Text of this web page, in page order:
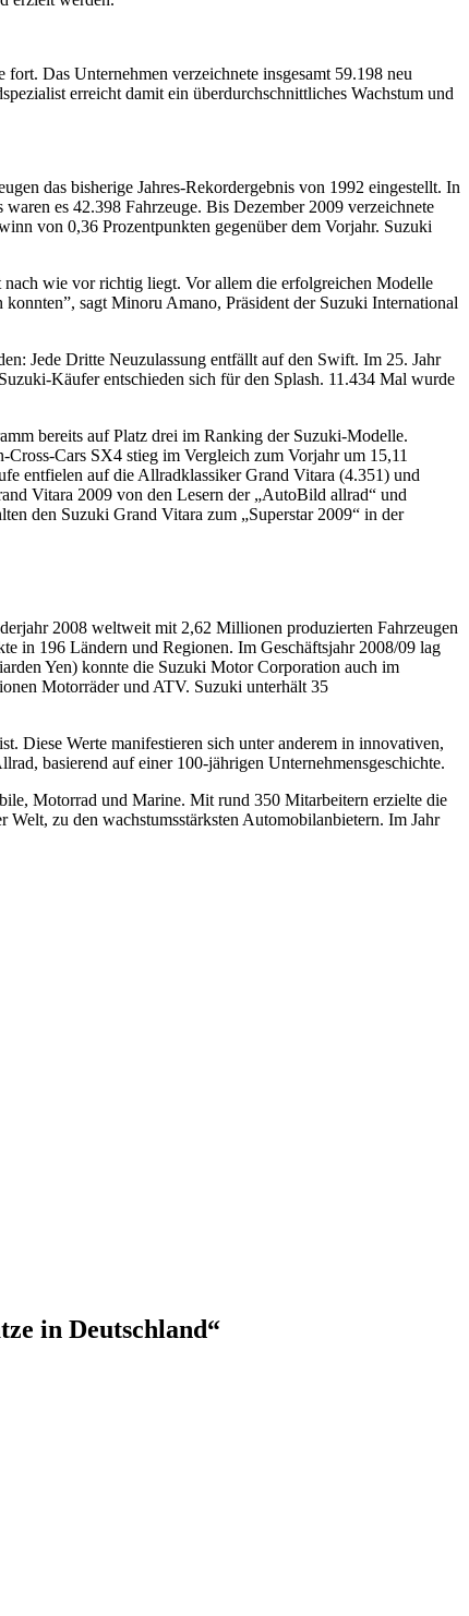
Das Unternehmen verzeichnete insgesamt 59.198 neu
erreicht damit ein überdurchschnittliches Wachstum und
das bisherige Jahres-Rekordergebnis von 1992 eingestellt. In
es 42.398 Fahrzeuge. Bis Dezember 2009 verzeichnete
von 0,36 Prozentpunkten gegenüber dem Vorjahr. Suzuki
wie vor richtig liegt. Vor allem die erfolgreichen Modelle
sagt Minoru Amano, Präsident der Suzuki International
Jede Dritte Neuzulassung entfällt auf den Swift. Im 25. Jahr
Käufer entschieden sich für den Splash. 11.434 Mal wurde
bereits auf Platz drei im Ranking der Suzuki-Modelle.
Cars SX4 stieg im Vergleich zum Vorjahr um 15,11
entfielen auf die Allradklassiker Grand Vitara (4.351) und
Vitara 2009 von den Lesern der „AutoBild allrad“ und
den Suzuki Grand Vitara zum „Superstar 2009“ in der
2008 weltweit mit 2,62 Millionen produzierten Fahrzeugen
in 196 Ländern und Regionen. Im Geschäftsjahr 2008/09 lag
Yen) konnte die Suzuki Motor Corporation auch im
Motorräder und ATV. Suzuki unterhält 35
Diese Werte manifestieren sich unter anderem in innovativen,
basierend auf einer 100-jährigen Unternehmensgeschichte.
Motorrad und Marine. Mit rund 350 Mitarbeitern erzielte die
zu den wachstumsstärksten Automobilanbietern. Im Jahr
in Deutschland“